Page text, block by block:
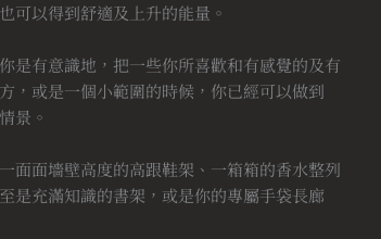
可以得到舒適及上升的能量。
是有意識地，把一些你所喜歡和有感覺的及有
，或是一個小範圍的時候，你已經可以做到
景。
面面墻壁高度的高跟鞋架、一箱箱的香水整列
是充滿知識的書架，或是你的專屬手袋長廊